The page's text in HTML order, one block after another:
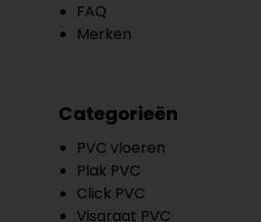
FAQ
Merken
Categorieën
PVC vloeren
Plak PVC
Click PVC
Visgraat PVC